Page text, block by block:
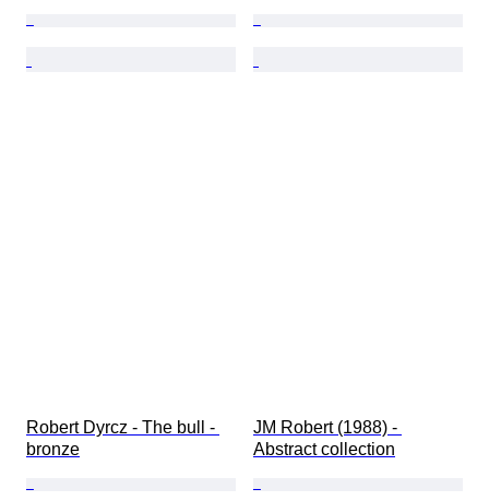
Robert Dyrcz - The bull -
bronze
JM Robert (1988) -
Abstract collection